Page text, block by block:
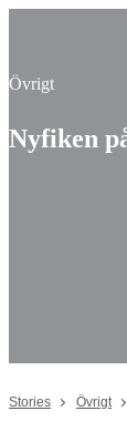
Övrigt
Nyfiken
Stories Övrigt